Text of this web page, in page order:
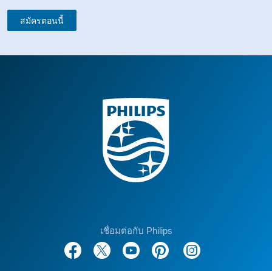
สมัครตอนนี้
เชื่อมต่อกับ Philips